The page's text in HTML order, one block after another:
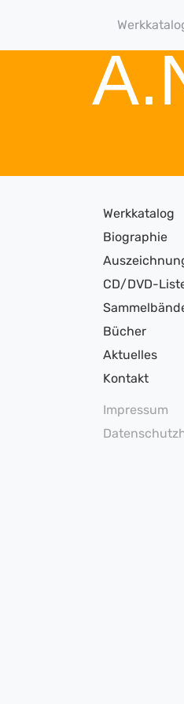
Werkkatalog
Biographie
CD/DVD-
Bücher
Aktuelles
Kontakt
Impressum